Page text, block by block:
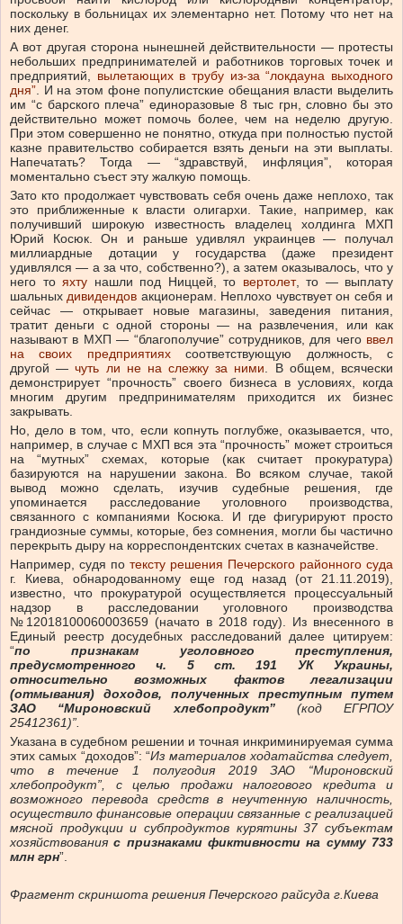
поскольку в больницах их элементарно нет. Потому что нет на
них денег.
А вот другая сторона нынешней действительности — протесты
небольших предпринимателей и работников торговых точек и
предприятий, вылетающих в трубу из-за “локдауна выходного
дня”. И на этом фоне популистские обещания власти выделить
им “с барского плеча” единоразовые 8 тыс грн, словно бы это
действительно может помочь более, чем на неделю другую.
При этом совершенно не понятно, откуда при полностью пустой
казне правительство собирается взять деньги на эти выплаты.
Напечатать? Тогда — “здравствуй, инфляция”, которая
моментально съест эту жалкую помощь.
Зато кто продолжает чувствовать себя очень даже неплохо, так
это приближенные к власти олигархи. Такие, например, как
получивший широкую известность владелец холдинга МХП
Юрий Косюк. Он и раньше удивлял украинцев — получал
миллиардные дотации у государства (даже президент
удивлялся — а за что, собственно?), а затем оказывалось, что у
него то яхту нашли под Ниццей, то вертолет, то — выплату
шальныхдивидендов акционерам. Неплохо чувствует он себя и
сейчас — открывает новые магазины, заведения питания,
тратит деньги с одной стороны — на развлечения, или как
называют в МХП — “благополучие” сотрудников, для чего ввел
на своих предприятияхсоответствующую должность, с
другой —чуть ли не на слежку за ними. В общем, всячески
демонстрирует “прочность” своего бизнеса в условиях, когда
многим другим предпринимателям приходится их бизнес
закрывать.
Но, дело в том, что, если копнуть поглубже, оказывается, что,
например, в случае с МХП вся эта “прочность” может строиться
на “мутных” схемах, которые (как считает прокуратура)
базируются на нарушении закона. Во всяком случае, такой
вывод можно сделать, изучив судебные решения, где
упоминается расследование уголовного производства,
связанного с компаниями Косюка. И где фигурируют просто
грандиозные суммы, которые, без сомнения, могли бы частично
перекрыть дыру на корреспондентских счетах в казначействе.
Например, судя по тексту решения Печерского районного суда
г. Киева, обнародованному еще год назад (от 21.11.2019),
известно, что прокуратурой осуществляется процессуальный
надзор в расследовании уголовного производства
№12018100060003659 (начато в 2018 году). Из внесенного в
Единый реестр досудебных расследований далее цитируем:
“по признакам уголовного преступления,
предусмотренного ч. 5 ст. 191 УК Украины,
относительно возможных фактов легализации
(отмывания) доходов, полученных преступным путем
ЗАО “Мироновский хлебопродукт”(код ЕГРПОУ
25412361)”.
Указана в судебном решении и точная инкриминируемая сумма
этих самых “доходов”: “Из материалов ходатайства следует,
что в течение 1 полугодия 2019 ЗАО “Мироновский
хлебопродукт”, с целью продажи налогового кредита и
возможного перевода средств в неучтенную наличность,
осуществило финансовые операции связанные с реализацией
мясной продукции и субпродуктов курятины 37 субъектам
хозяйствованияс признаками фиктивности на сумму 733
млн грн”.
Фрагмент скриншота решения Печерского райсуда г.Киева